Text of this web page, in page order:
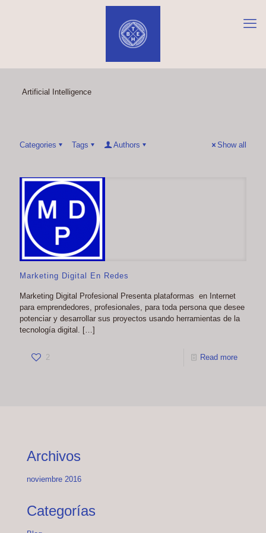
Artificial Intelligence
Categories Tags Authors Show all
Marketing Digital En Redes
Marketing Digital Profesional Presenta plataformas en Internet
para emprendedores, profesionales, para toda persona que desee
potenciar y desarrollar sus proyectos usando herramientas de la
tecnología digital. […]
2 Read more
Archivos
noviembre 2016
Categorías